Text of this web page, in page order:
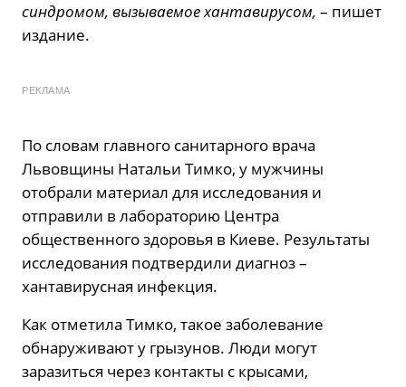
синдромом, вызываемое хантавирусом, – пишет
издание.
РЕКЛАМА
По словам главного санитарного врача
Львовщины Натальи Тимко, у мужчины
отобрали материал для исследования и
отправили в лабораторию Центра
общественного здоровья в Киеве. Результаты
исследования подтвердили диагноз –
хантавирусная инфекция.
Как отметила Тимко, такое заболевание
обнаруживают у грызунов. Люди могут
заразиться через контакты с крысами,